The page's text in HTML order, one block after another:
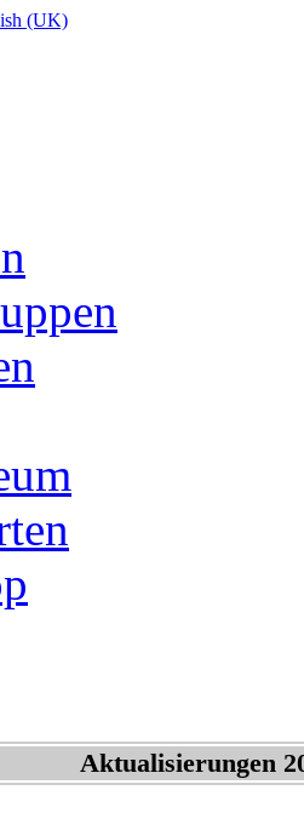
Aktualisierungen